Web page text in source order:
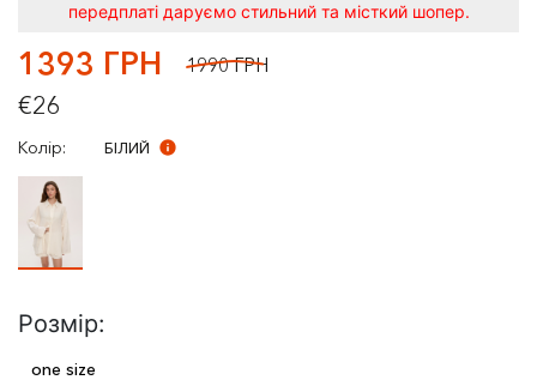
передплаті даруємо стильний та місткий шопер.
1393 ГРН 1990 ГРН
€26
Колір: БІЛИЙ
Розмір:
one size